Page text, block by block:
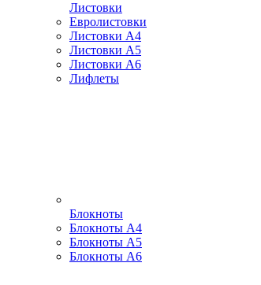
Листовки
Евролистовки
Листовки А4
Листовки А5
Листовки А6
Лифлеты
Блокноты
Блокноты А4
Блокноты А5
Блокноты А6